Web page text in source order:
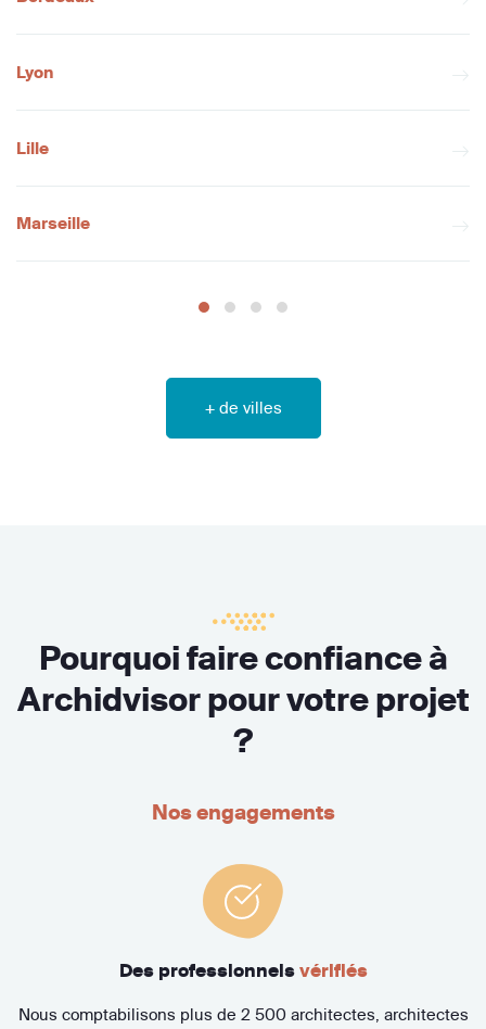
Lyon
Lille
Marseille
+ de villes
Pourquoi faire confiance à
Archidvisor pour votre projet
?
Nos engagements
Des professionnels vérifiés
Nous comptabilisons plus de 2 500 architectes, architectes